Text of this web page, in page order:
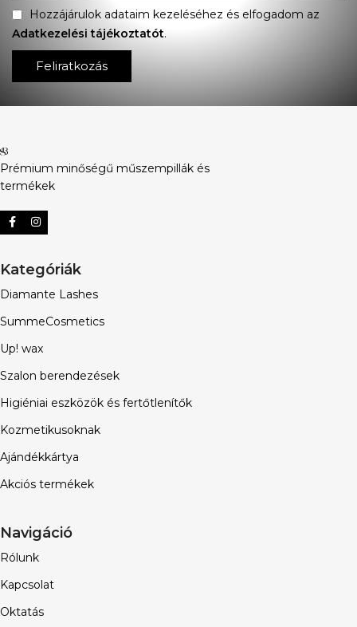
Hozzájárulok adataim kezeléséhez és elfogadom az
Adatkezelési tájékoztatót.
Feliratkozás
Prémium minőségű műszempillák és
termékek
Kategóriák
Diamante Lashes
SummeCosmetics
Up! wax
Szalon berendezések
Higiéniai eszközök és fertőtlenítők
Kozmetikusoknak
Ajándékkártya
Akciós termékek
Navigáció
Rólunk
Kapcsolat
Oktatás